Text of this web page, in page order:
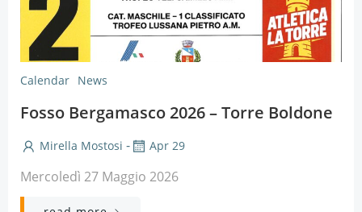
Calendar News
Fosso Bergamasco 2026 – Torre Boldone
Mirella Mostosi - Apr 29
Mercoledì 27 Maggio 2026